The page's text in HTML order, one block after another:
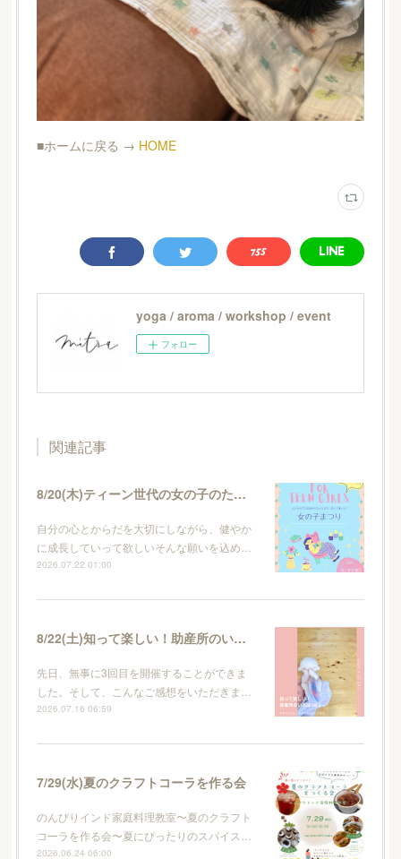
■ホームに戻る → HOME
yoga / aroma / workshop / event
フォロー
関連記事
8/20(木)ティーン世代の女の子のためのイベント・女の子まつり
自分の心とからだを大切にしながら、健やか
に成長していって欲しいそんな願いを込め…
2026.07.22 01:00
8/22(土)知って楽しい！助産所のいろはvol.4
先日、無事に3回目を開催することができま
した。そして、こんなご感想をいただきま…
2026.07.16 06:59
7/29(水)夏のクラフトコーラを作る会
のんびりインド家庭料理教室〜夏のクラフト
コーラを作る会〜夏にぴったりのスパイス…
2026.06.24 06:00